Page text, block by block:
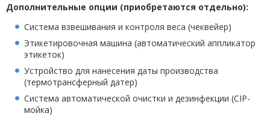
Дополнительные опции (приобретаются отдельно):
Система взвешивания и контроля веса (чеквейер)
Этикетировочная машина (автоматический аппликатор
этикеток)
Устройство для нанесения даты производства
(термотрансферный датер)
Система автоматической очистки и дезинфекции (CIP-
мойка)